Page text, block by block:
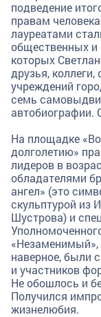
подведение
правам
лауреатами
общественных и
которых
друзья,
учреждений
семь
автобиографии.
На площадке
долголетию»
лидеров в
обладателями
ангел» (это
скульптурой из
Шустрова) и
«Незаменимый»,
наверное, были
и участников
Не обошлось и
Получился
жизнелюбия.